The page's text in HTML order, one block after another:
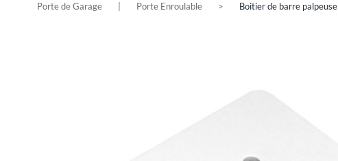
Porte de Garage Porte Enroulable > Boitier de barre palpeuse